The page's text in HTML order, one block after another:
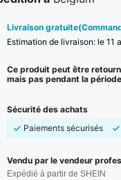
Livraison
Estimation de livraison: le 11
Ce produit peut être
mais pas pendant la
Sécurité des achats
Paiements sécurisés
Vendu par le vendeur
Expédié à partir de SHEIN